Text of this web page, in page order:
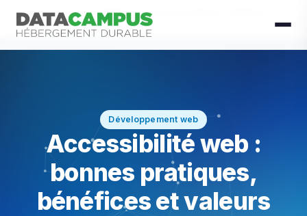
Accueil Blog
Accessibilité web : bonnes pratiques, bénéfices et
valeurs
Développement web
Accessibilité web :
bonnes pratiques,
bénéfices et valeurs